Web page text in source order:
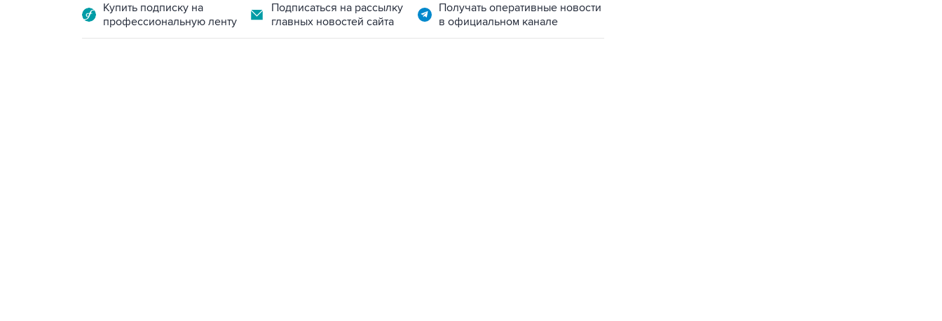
Купить подписку на
профессиональную ленту
Подписаться на рассылку
главных новостей сайта
Получать оперативные новости
в официальном канале